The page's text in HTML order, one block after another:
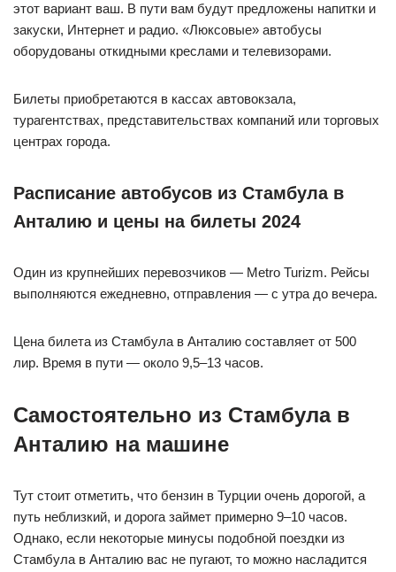
этот вариант ваш. В пути вам будут предложены напитки и
закуски, Интернет и радио. «Люксовые» автобусы
оборудованы откидными креслами и телевизорами.
Билеты приобретаются в кассах автовокзала,
турагентствах, представительствах компаний или торговых
центрах города.
Расписание автобусов из Стамбула в
Анталию и цены на билеты 2024
Один из крупнейших перевозчиков — Metro Turizm. Рейсы
выполняются ежедневно, отправления — с утра до вечера.
Цена билета из Стамбула в Анталию составляет от 500
лир. Время в пути — около 9,5–13 часов.
Самостоятельно из Стамбула в
Анталию на машине
Тут стоит отметить, что бензин в Турции очень дорогой, а
путь неблизкий, и дорога займет примерно 9–10 часов.
Однако, если некоторые минусы подобной поездки из
Стамбула в Анталию вас не пугают, то можно насладится